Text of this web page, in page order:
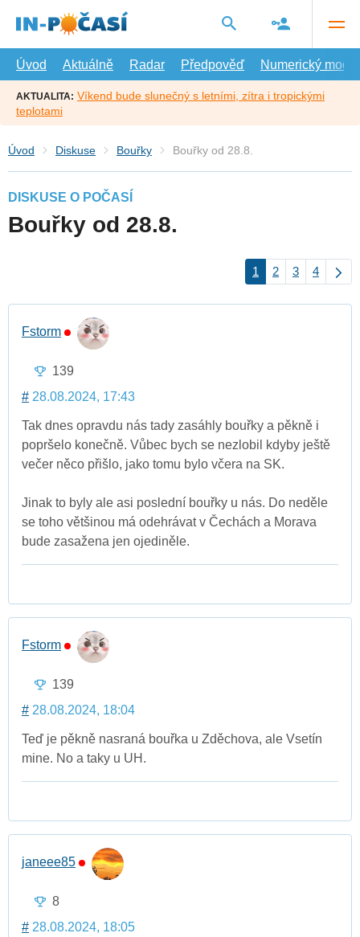
hlavní
Úvod
Aktuálně Radar Předpověď Numerický model
AKTUALITA: Víkend bude slunečný s letními, zítra i tropickými
teplotami
Úvod Diskuse Bouřky Bouřky od 28.8.
DISKUSE O POČASÍ
Bouřky od 28.8.
1 2 3 4
Fstorm
139
# 28.08.2024, 17:43
Tak dnes opravdu nás tady zasáhly bouřky a pěkně i
popršelo konečně. Vůbec bych se nezlobil kdyby ještě
večer něco přišlo, jako tomu bylo včera na SK.
Jinak to byly ale asi poslední bouřky u nás. Do neděle
se toho většinou má odehrávat v Čechách a Morava
bude zasažena jen ojediněle.
Fstorm
139
# 28.08.2024, 18:04
Teď je pěkně nasraná bouřka u Zděchova, ale Vsetín
mine. No a taky u UH.
janeee85
8
# 28.08.2024, 18:05